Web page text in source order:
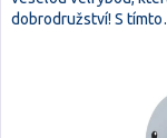
dobrodružství! S